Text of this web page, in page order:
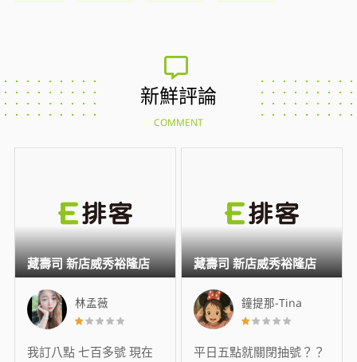
新鮮評論
COMMENT
林孟薇
我訂八點 七百多號 現在
藏壽司 新店威秀裕隆店
鐘提那-Tina
平日五點就關閉抽號？？
藏壽司 新店威秀裕隆店